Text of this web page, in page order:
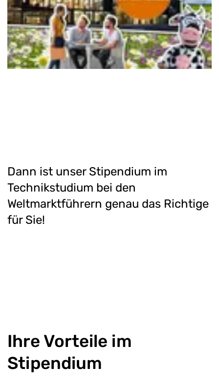
Dann ist unser Stipendium im
Technikstudium bei den
Weltmarktführern genau das Richtige
für Sie!
Ihre Vorteile im
Stipendium